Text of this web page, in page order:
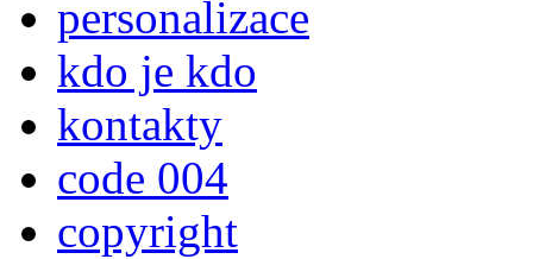
personalizace
kdo je kdo
kontakty
code 004
copyright